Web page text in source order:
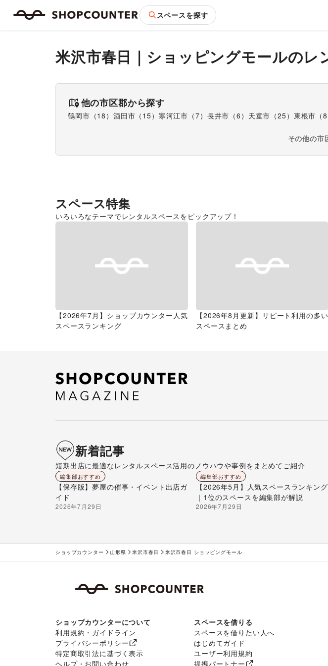
スペースを探す
米沢市春日 ｜ ショッピングモールのレ
他の市区郡から探す
鶴岡市 （18 ） 酒田市 （ 15） 寒河江市 （7） 長井市 （6 ） 天童市 （25） 東根市 （8
その他の市
スペース特集
いろいろなテーマでレンタルスペースをピックアップ！
【2026年7月】ショップカウンター人気
スペースランキング
【2026年8月更新】リピート利用の多い
スペースまとめ
新着記事
短期出店に最適なレンタルスペース活用のノウハウや事例をまとめてご紹介
編集部おすすめ
【保存版】夢屋の催事・イベント出店ガ
イド
2026年7月29日
編集部おすすめ
【2026年5月】人気スペースランキング
｜1位のスペースを編集部が解説
2026年7月29日
ショップカウンター 山形県 米沢市春日 米沢市春日 ショッピングモール
ショップカウンターについて
利用規約・ガイドライン
プライバシーポリシー
特定商取引法に基づく表示
ヘルプ・お問い合わせ
スペースを借りる
スペースを借りたい人へ
はじめてガイド
ユーザー利用規約
提携パートナー